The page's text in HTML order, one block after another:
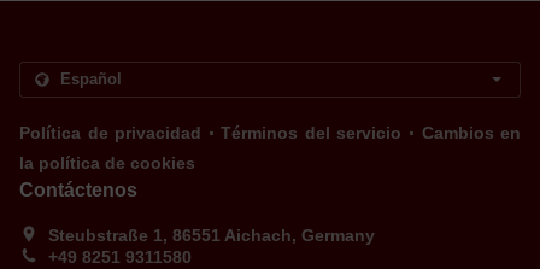
Política de privacidad . Términos del servicio . Cambios en
la política de cookies
Contáctenos
Steubstraße 1, 86551 Aichach, Germany
+49 8251 9311580